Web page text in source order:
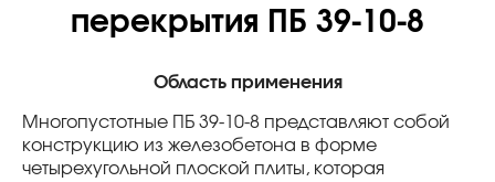
перекрытия ПБ 39-10-8
Область применения
Многопустотные ПБ 39-10-8 представляют собой
конструкцию из железобетона в форме
четырехугольной плоской плиты, которая